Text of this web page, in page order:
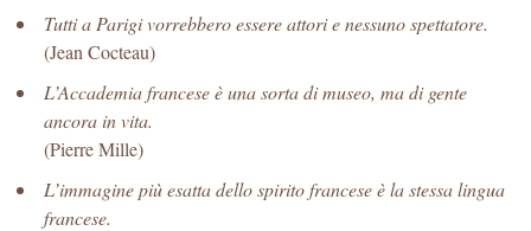
Tutti a Parigi vorrebbero essere attori e nessuno spettatore.
(Jean Cocteau)
L’Accademia francese è una sorta di museo, ma di gente
ancora in vita.
(Pierre Mille)
L’immagine più esatta dello spirito francese è la stessa lingua
francese.